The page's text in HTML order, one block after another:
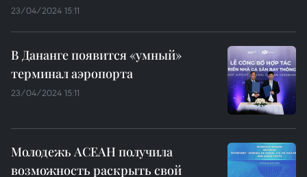
23/04/2024 15:11
В Дананге появится «умный»
терминал аэропорта
23/04/2024 15:11
Молодежь АСЕАН получила
возможность раскрыть свой